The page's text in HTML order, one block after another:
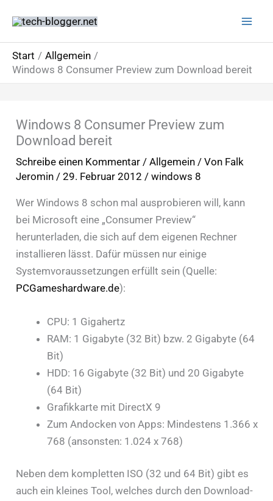
Inhalt
springen
Start
Allgemein
Windows 8 Consumer Preview zum Download bereit
Windows 8 Consumer Preview zum
Download bereit
Schreibe einen Kommentar / Allgemein/ Von Falk
Jeromin / 29. Februar 2012 / windows 8
Wer Windows 8 schon mal ausprobieren will, kann
bei Microsoft eine „Consumer Preview“
herunterladen, die sich auf dem eigenen Rechner
installieren lässt. Dafür müssen nur einige
Systemvoraussetzungen erfüllt sein (Quelle:
PCGameshardware.de):
CPU: 1 Gigahertz
RAM: 1 Gigabyte (32 Bit) bzw. 2 Gigabyte (64
Bit)
HDD: 16 Gigabyte (32 Bit) und 20 Gigabyte
(64 Bit)
Grafikkarte mit DirectX 9
Zum Andocken von Apps: Mindestens 1.366 x
768 (ansonsten: 1.024 x 768)
Neben dem kompletten ISO (32 und 64 Bit) gibt es
auch ein kleines Tool, welches durch den Download-